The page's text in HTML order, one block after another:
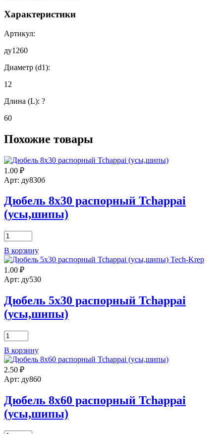
Характеристики
Артикул:
ду1260
Диаметр (d1):
12
Длина (L): ?
60
Похожие товары
1.00 ₽
Арт: ду830б
Дюбель 8х30 распорный Tchappai
(усы,шипы)
Количество
товара
Дюбель
8х30
распорный
Tchappai
В корзину
1.00 ₽
Арт: ду530
Дюбель 5х30 распорный Tchappai
(усы,шипы)
Количество
товара
Дюбель
5х30
распорный
Tchappai
В корзину
2.50 ₽
Арт: ду860
Дюбель 8х60 распорный Tchappai
(усы,шипы)